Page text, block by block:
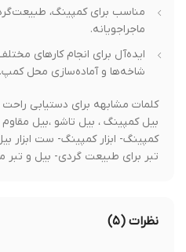
مناسب برای کمپینگ، طبیعت‌گردی،
ماجراجویانه.
ایده‌آل برای انجام کارهای مختلف
شاخه‌ها و آماده‌سازی محل کمپ.
کلمات مشابهه برای دستیابی راحت
بیل کمپینگ ، بیل تاشو ،بیل مقاوم
کمپینگ- ابزار کمپینگ- ست ابزار بیل
تبر برای طبیعت گردی- بیل و تبر
نظرات (۵)